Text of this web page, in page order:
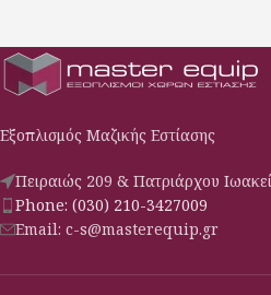
Εξοπλισμός Μαζικής Εστίασης
Πειραιώς 209 & Πατριάρχου
Phone: (030) 210-3427009
Email: c-s@masterequip.gr